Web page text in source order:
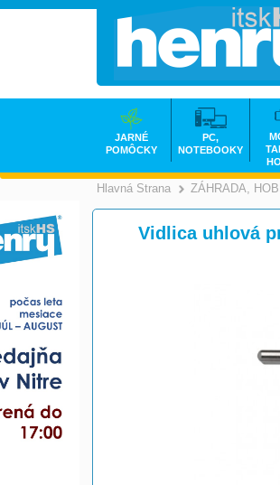
Hlavná Strana ZÁHRADA,
Vidlica uhlová
JARNÉ
POMÔCKY
PC,
NOTEBOOKY